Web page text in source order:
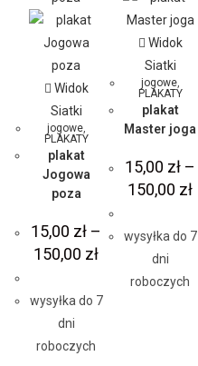
Widok
Siatki
jogowe,
PLAKATY
plakat
Jogowa
poza
15,00 zł –
150,00 zł
wysyłka do 7
dni
roboczych
Widok
Siatki
jogowe,
PLAKATY
plakat
Master joga
15,00 zł –
150,00 zł
wysyłka do 7
dni
roboczych